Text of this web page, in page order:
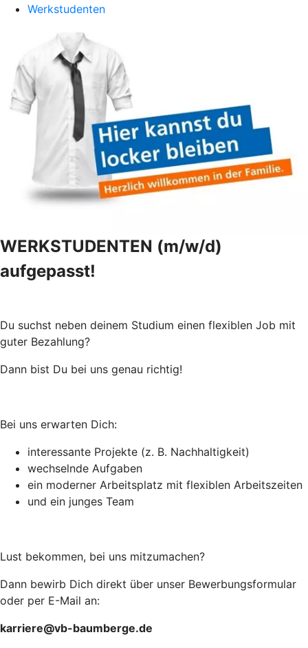
Werkstudenten
WERKSTUDENTEN (m/w/d)
aufgepasst!
Du suchst neben deinem Studium einen flexiblen Job mit
guter Bezahlung?
Dann bist Du bei uns genau richtig!
Bei uns erwarten Dich:
interessante Projekte (z. B. Nachhaltigkeit)
wechselnde Aufgaben
ein moderner Arbeitsplatz mit flexiblen Arbeitszeiten
und ein junges Team
Lust bekommen, bei uns mitzumachen?
Dann bewirb Dich direkt über unser Bewerbungsformular
oder per E-Mail an:
karriere@vb-baumberge.de